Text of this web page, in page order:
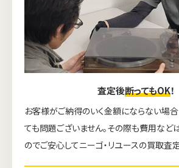
査定後断ってもOK！
お客様がご納得のいく金額にならない場
ても問題ございません。その際も費用など
のでご安心してニーゴ・リユースの買取査